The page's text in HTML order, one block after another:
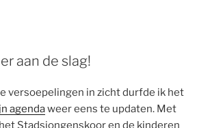
aan de slag!
versoepelingen in zicht durfde ik het
agendaweer eens te updaten. Met
Stadsjongenskoor en de kinderen